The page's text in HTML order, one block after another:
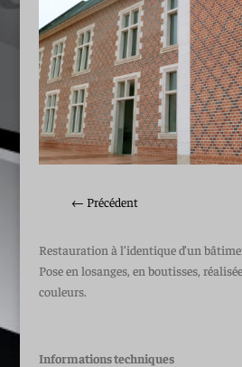
← Précédent
Restauration à l’identique d’un
Pose en losanges, en boutisses,
couleurs.
Informations techniques